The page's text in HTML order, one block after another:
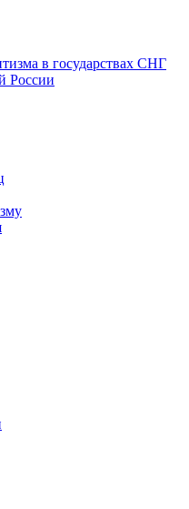
в государствах СНГ
России